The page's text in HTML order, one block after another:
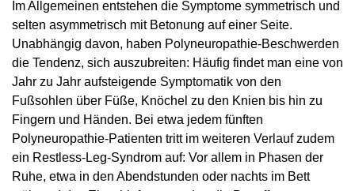
Im Allgemeinen entstehen die Symptome symmetrisch und
selten asymmetrisch mit Betonung auf einer Seite.
Unabhängig davon, haben Polyneuropathie-Beschwerden
die Tendenz, sich auszubreiten: Häufig findet man eine von
Jahr zu Jahr aufsteigende Symptomatik von den
Fußsohlen über Füße, Knöchel zu den Knien bis hin zu
Fingern und Händen. Bei etwa jedem fünften
Polyneuropathie-Patienten tritt im weiteren Verlauf zudem
ein Restless-Leg-Syndrom auf: Vor allem in Phasen der
Ruhe, etwa in den Abendstunden oder nachts im Bett